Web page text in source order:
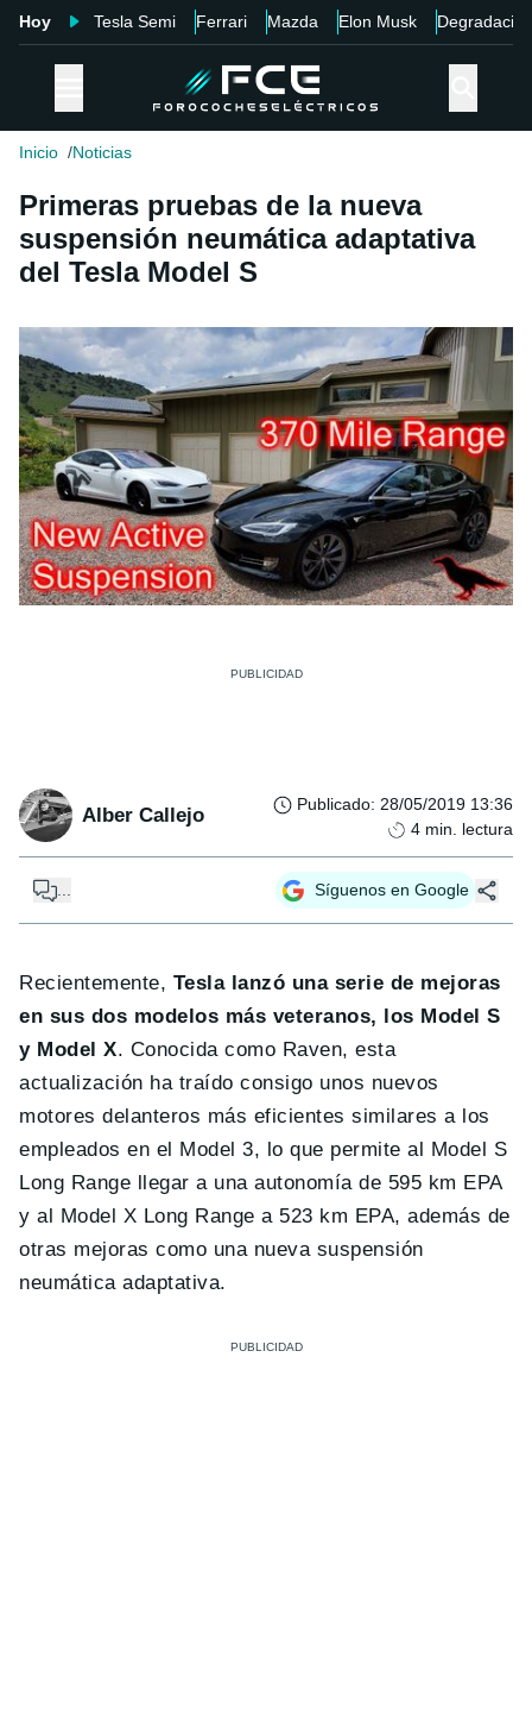
Hoy Tesla Semi Ferrari Mazda Elon Musk Degradación
Inicio Noticias
Primeras pruebas de la nueva
suspensión neumática adaptativa
del Tesla Model S
Alber Callejo Publicado: 28/05/2019 13:36
4 min. lectura
... Síguenos en Google
Recientemente, Tesla lanzó una serie de mejoras
en sus dos modelos más veteranos, los Model S
y Model X. Conocida como Raven, esta
actualización ha traído consigo unos nuevos
motores delanteros más eficientes similares a los
empleados en el Model 3, lo que permite al Model S
Long Range llegar a una autonomía de 595 km EPA
y al Model X Long Range a 523 km EPA, además de
otras mejoras como una nueva suspensión
neumática adaptativa.